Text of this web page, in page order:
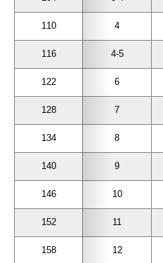
Джинсы
Юбки
Футболки, топы, лонгсливы
Спортивные костюмы
Спортивная одежда
Купальники
Пижамы и одежда для дома
Аксессуары
Флис, термобелье
Готовые решения для школы
Варежки, перчатки
Другое
Джинсы
Футболки, лонгсливы
Спортивные костюмы
Спортивная одежда
Флис, термобелье
Плавки
Пижамы и одежда для дома
Аксессуары
Готовые решения для школы
Последний размер
Другое
110 4
116 4-5
122 6
128 7
134 8
140 9
146 10
152 11
158 12